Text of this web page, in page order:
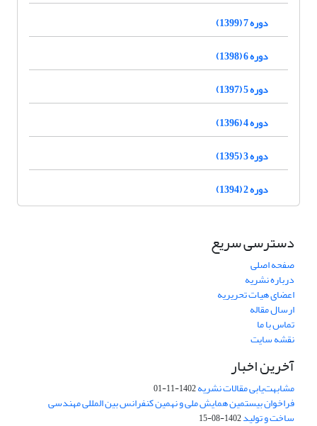
دوره 7 (1399)
دوره 6 (1398)
دوره 5 (1397)
دوره 4 (1396)
دوره 3 (1395)
دوره 2 (1394)
دسترسی سریع
صفحه اصلی
درباره نشریه
اعضای هیات تحریریه
ارسال مقاله
تماس با ما
نقشه سایت
آخرین اخبار
مشابهت‌یابی مقالات نشریه1402-11-01
فراخوان بیستمین همایش ملی و نهمین کنفرانس بین المللی مهندسی
ساخت و تولید1402-08-15